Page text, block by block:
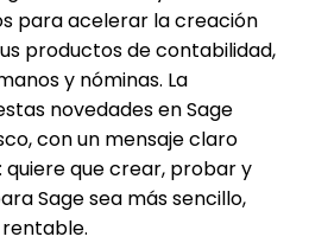
para acelerar la creación
productos de contabilidad,
y nóminas. La
novedades en Sage
con un mensaje claro
quiere que crear, probar y
Sage sea más sencillo,